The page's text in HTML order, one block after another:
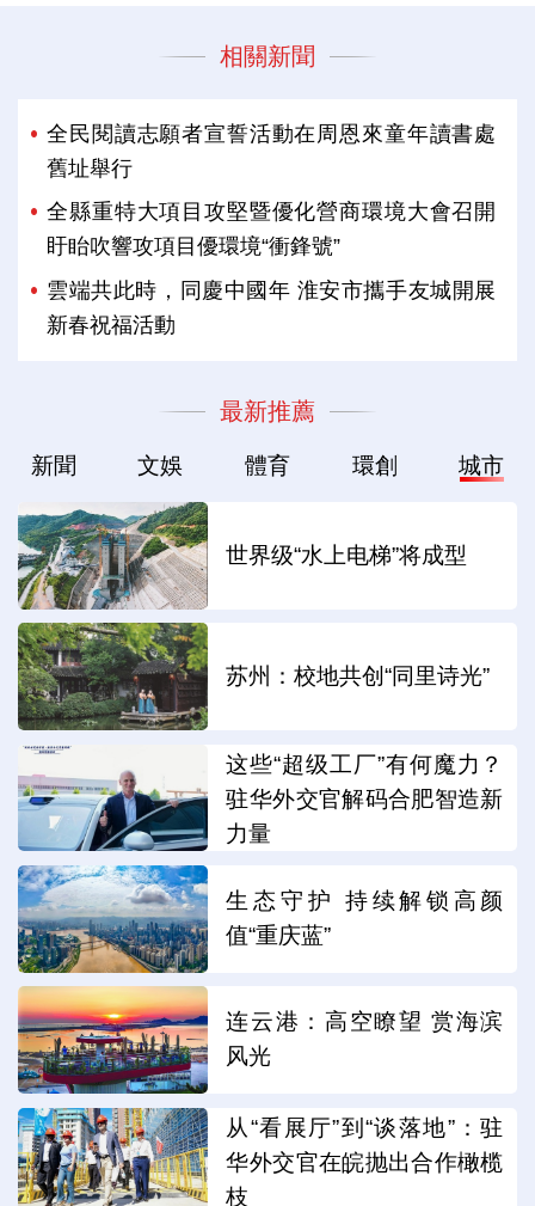
相關新聞
全民閱讀志願者宣誓活動在周恩來童年讀書處
舊址舉行
全縣重特大項目攻堅暨優化營商環境大會召開
盱眙吹響攻項目優環境“衝鋒號”
雲端共此時，同慶中國年 淮安市攜手友城開展
新春祝福活動
最新推薦
新聞 文娛 體育 環創 城市
世界级“水上电梯”将成型
苏州：校地共创“同里诗光”
这些“超级工厂”有何魔力？
驻华外交官解码合肥智造新
力量
生态守护 持续解锁高颜
值“重庆蓝”
连云港：高空瞭望 赏海滨
风光
从“看展厅”到“谈落地”：驻
华外交官在皖抛出合作橄榄
枝